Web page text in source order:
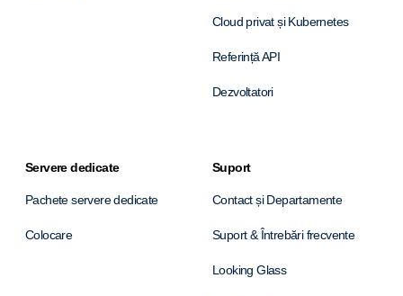
Cloud privat și Kubernetes
Referință API
Dezvoltatori
Servere dedicate
Pachete servere dedicate
Colocare
Suport
Contact și Departamente
Suport & Întrebări frecvente
Looking Glass